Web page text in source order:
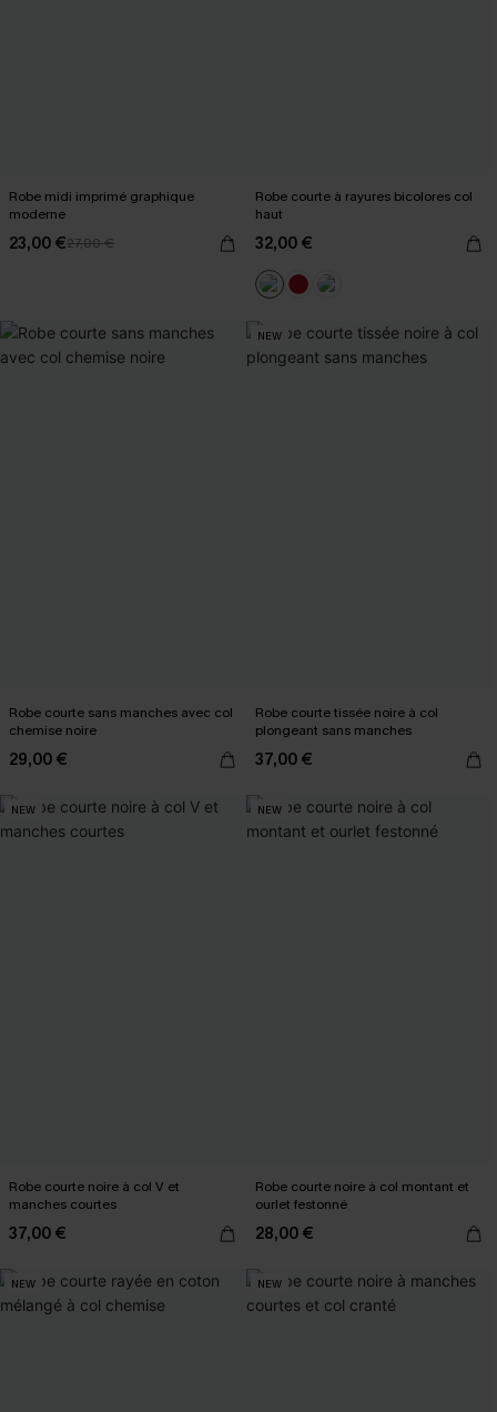
Robe midi imprimé graphique
moderne
23,00 €27,00 €
Robe courte à rayures bicolores col
haut
32,00 €
Robe courte sans manches avec col
chemise noire
29,00 €
NEW
Robe courte tissée noire à col
plongeant sans manches
37,00 €
NEW
Robe courte noire à col V et
manches courtes
37,00 €
NEW
Robe courte noire à col montant et
ourlet festonné
28,00 €
NEW NEW